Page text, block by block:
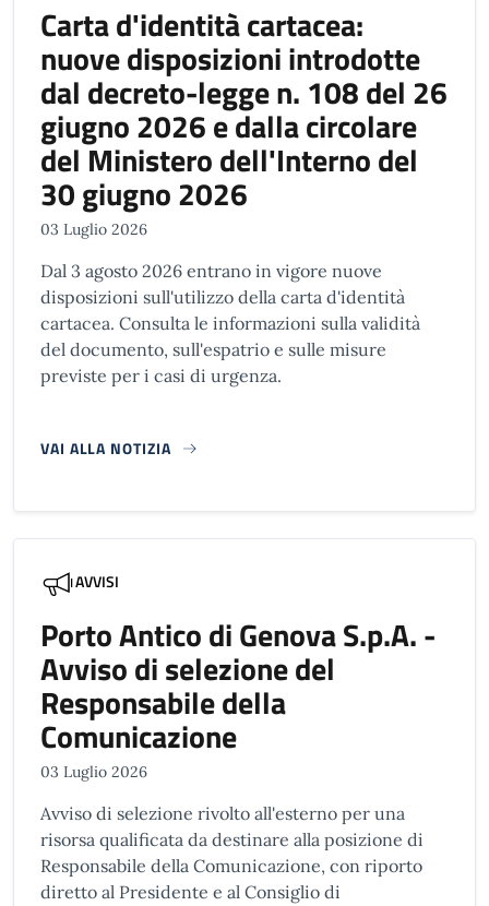
Carta d'identità cartacea:
nuove disposizioni introdotte
dal decreto-legge n. 108 del 26
giugno 2026 e dalla circolare
del Ministero dell'Interno del
30 giugno 2026
03 Luglio 2026
Dal 3 agosto 2026 entrano in vigore nuove
disposizioni sull'utilizzo della carta d'identità
cartacea. Consulta le informazioni sulla validità
del documento, sull'espatrio e sulle misure
previste per i casi di urgenza.
VAI ALLA NOTIZIA
AVVISI
Porto Antico di Genova S.p.A. -
Avviso di selezione del
Responsabile della
Comunicazione
03 Luglio 2026
Avviso di selezione rivolto all'esterno per una
risorsa qualificata da destinare alla posizione di
Responsabile della Comunicazione, con riporto
diretto al Presidente e al Consiglio di